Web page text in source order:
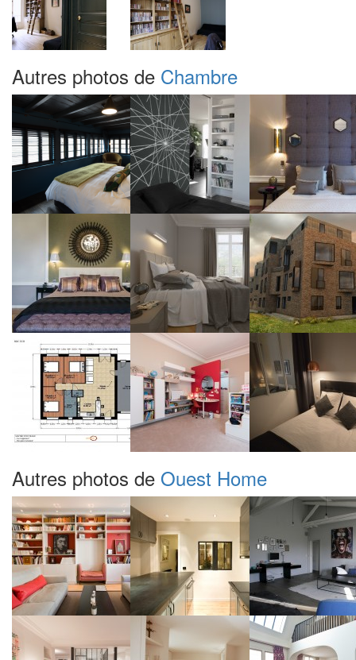
Autres photos de Chambre
Autres photos de Ouest Home